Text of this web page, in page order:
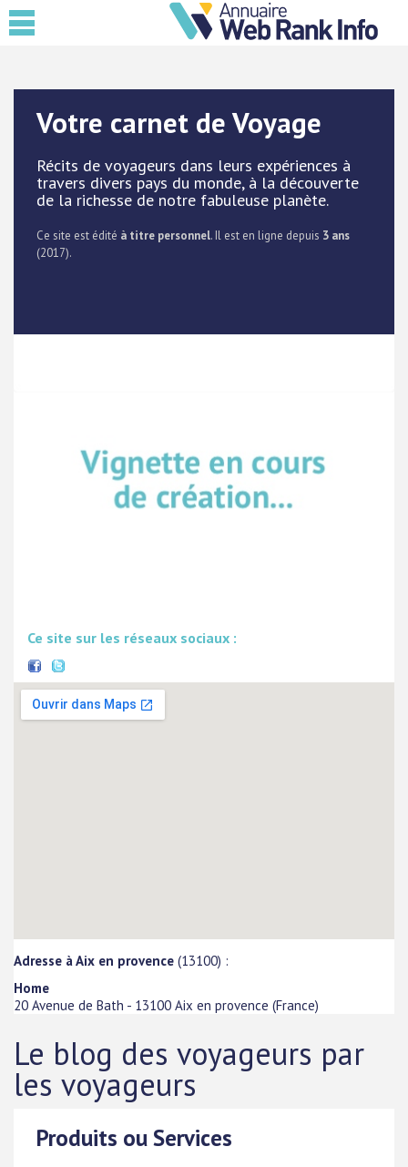
Votre carnet de Voyage
Récits de voyageurs dans leurs expériences à
travers divers pays du monde, à la découverte
de la richesse de notre fabuleuse planète.
Ce site est édité à titre personnel. Il est en ligne depuis 3 ans
(2017).
Ce site sur les réseaux sociaux :
Adresse à Aix en provence (13100) :
Home
20 Avenue de Bath - 13100 Aix en provence (France)
Le blog des voyageurs par
les voyageurs
Produits ou Services